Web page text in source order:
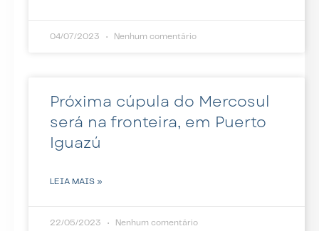
04/07/2023 Nenhum comentário
Próxima cúpula do Mercosul
será na fronteira, em Puerto
Iguazú
LEIA MAIS »
22/05/2023 Nenhum comentário